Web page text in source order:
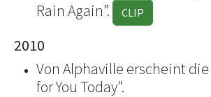
Rain Again”.
CLIP
2010
Von Alphaville erscheint
for You Today".